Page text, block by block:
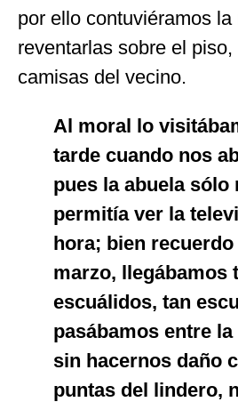
por ello contuviéramos
reventarlas sobre el
camisas del vecino.
Al moral lo
tarde cuando nos
pues la abuela sólo
permitía ver la
hora; bien recuerdo
marzo, llegábamos
escuálidos, tan
pasábamos entre
sin hacernos daño
puntas del lindero,